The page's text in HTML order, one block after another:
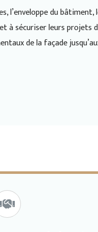
du
sécuriser leurs projets
de la façade